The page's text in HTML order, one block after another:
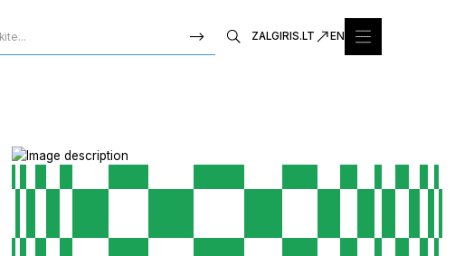
ZALGIRIS.LT EN